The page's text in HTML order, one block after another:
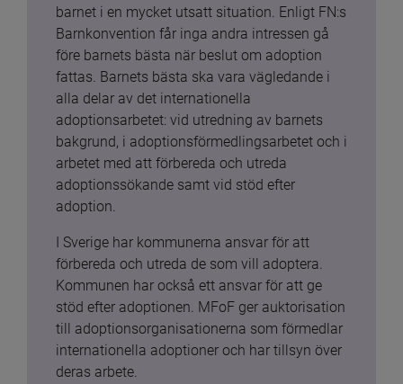
barnet i en mycket utsatt situation. Enligt FN:s
Barnkonvention får inga andra intressen gå
före barnets bästa när beslut om adoption
fattas. Barnets bästa ska vara vägledande i
alla delar av det internationella
adoptionsarbetet: vid utredning av barnets
bakgrund, i adoptionsförmedlingsarbetet och i
arbetet med att förbereda och utreda
adoptionssökande samt vid stöd efter
adoption.
I Sverige har kommunerna ansvar för att
förbereda och utreda de som vill adoptera.
Kommunen har också ett ansvar för att ge
stöd efter adoptionen. MFoF ger auktorisation
till adoptionsorganisationerna som förmedlar
internationella adoptioner och har tillsyn över
deras arbete.